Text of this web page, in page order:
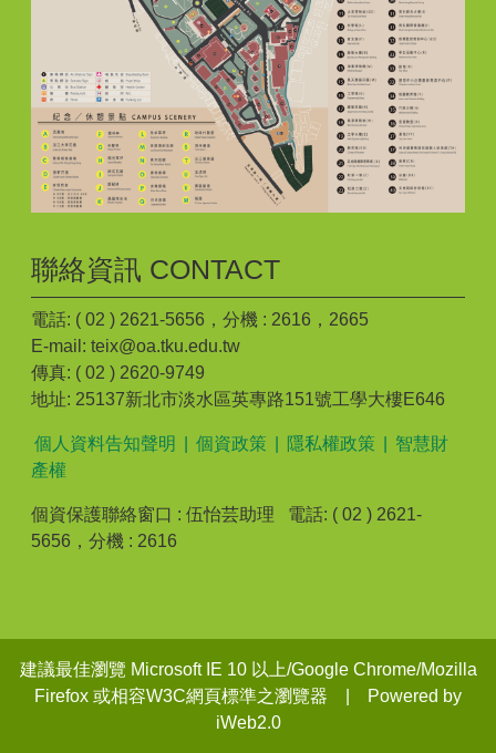
聯絡資訊 CONTACT
電話: ( 02 ) 2621-5656，分機 : 2616，2665
E-mail: teix@oa.tku.edu.tw
傳真: ( 02 ) 2620-9749
地址: 25137新北市淡水區英專路151號工學大樓E646
個人資料告知聲明 個資政策 隱私權政策
智慧財
產權
個資保護聯絡窗口 : 伍怡芸助理 電話: ( 02 ) 2621-
5656，分機 : 2616
建議最佳瀏覽 Microsoft IE 10 以上/Google Chrome/Mozilla
Firefox 或相容W3C網頁標準之瀏覽器 | Powered by
iWeb2.0